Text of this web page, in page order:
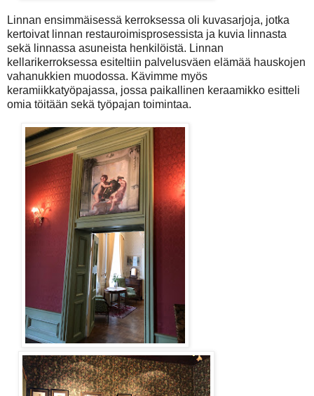
Linnan ensimmäisessä kerroksessa oli kuvasarjoja, jotka
kertoivat linnan restauroimisprosessista ja kuvia linnasta
sekä linnassa asuneista henkilöistä. Linnan
kellarikerroksessa esiteltiin palvelusväen elämää hauskojen
vahanukkien muodossa. Kävimme myös
keramiikkatyöpajassa, jossa paikallinen keraamikko esitteli
omia töitään sekä työpajan toimintaa.